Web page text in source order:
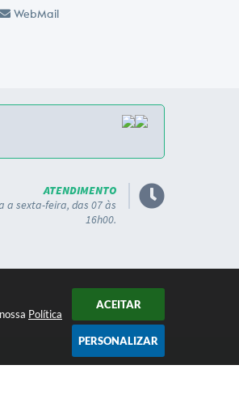
Política
ACEITAR
PERSONALIZAR
WebMail
ATENDIMENTO
a sexta-feira, das 07 às
16h00.